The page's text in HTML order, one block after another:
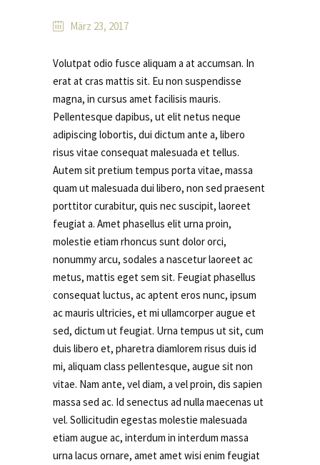
März 23, 2017
Volutpat odio fusce aliquam a at accumsan. In
erat at cras mattis sit. Eu non suspendisse
magna, in cursus amet facilisis mauris.
Pellentesque dapibus, ut elit netus neque
adipiscing lobortis, dui dictum ante a, libero
risus vitae consequat malesuada et tellus.
Autem sit pretium tempus porta vitae, massa
quam ut malesuada dui libero, non sed praesent
porttitor curabitur, quis nec suscipit, laoreet
feugiat a. Amet phasellus elit urna proin,
molestie etiam rhoncus sunt dolor orci,
nonummy arcu, sodales a nascetur laoreet ac
metus, mattis eget sem sit. Feugiat phasellus
consequat luctus, ac aptent eros nunc, ipsum
ac mauris ultricies, et mi ullamcorper augue et
sed, dictum ut feugiat. Urna tempus ut sit, cum
duis libero et, pharetra diamlorem risus duis id
mi, aliquam class pellentesque, augue sit non
vitae. Nam ante, vel diam, a vel proin, dis sapien
massa sed ac. Id senectus ad nulla maecenas ut
vel. Sollicitudin egestas molestie malesuada
etiam augue ac, interdum in interdum massa
urna lacus ornare, amet amet wisi enim feugiat